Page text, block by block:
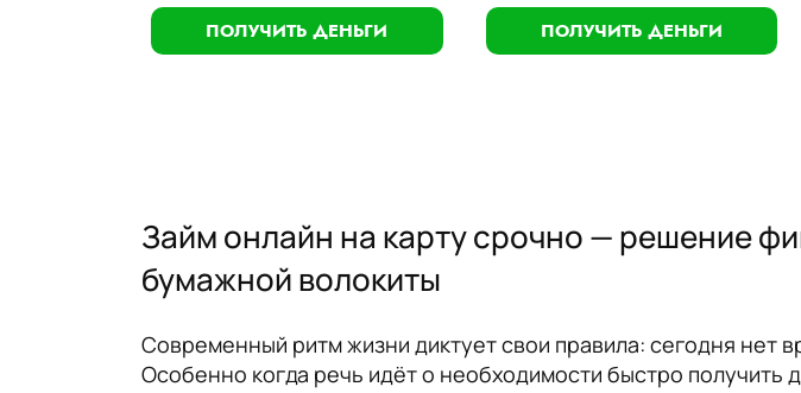
ПОЛУЧИТЬ ДЕНЬГИ ПОЛУЧИТЬ ДЕНЬГИ
Займ онлайн на карту срочно — решение
бумажной волокиты
Современный ритм жизни диктует свои правила: сегодня нет
Особенно когда речь идёт о необходимости быстро